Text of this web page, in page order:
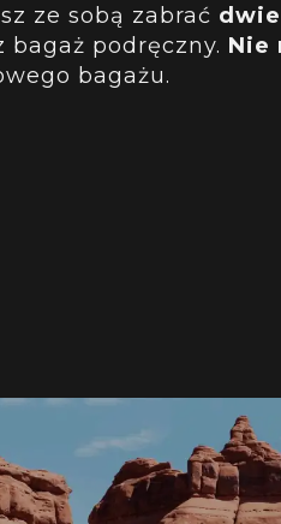
ze sobą zabrać
bagaż podręczny. Nie
bagażu.